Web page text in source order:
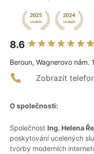
8.6
Beroun, Wagnerovo nám.
Zobrazit
O společnosti:
Společnost Ing. Helena
poskytování ucelených
tvorby moderních